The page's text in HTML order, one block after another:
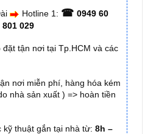
Hotline 1: ☎ 0949 60
801 029
tận nơi tại Tp.HCM và các
nơi miễn phí, hàng hóa kém
nhà sản xuất ) => hoàn tiền
kỹ thuật gắn tại nhà từ: 8h –